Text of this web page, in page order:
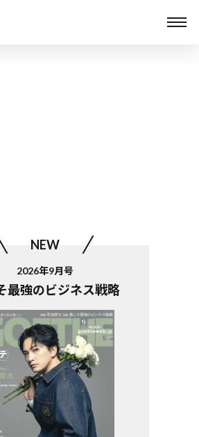
NEW
2026年9月号
最強のビジネス戦略